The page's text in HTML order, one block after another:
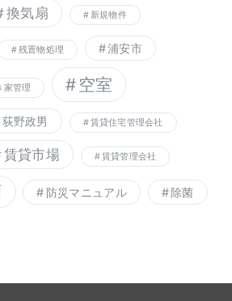
換気扇 新規物件
残置物処理 浦安市
家管理 空室
荻野政男 賃貸住宅管理会社
賃貸市場 賃貸管理会社
防災マニュアル 除菌